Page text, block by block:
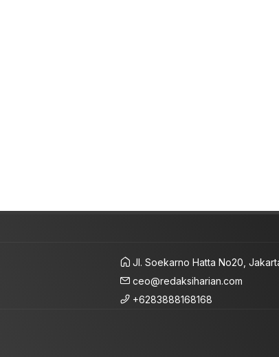
Jl. Soekarno Hatta No20,
ceo@redaksiharian.com
+6283888168168